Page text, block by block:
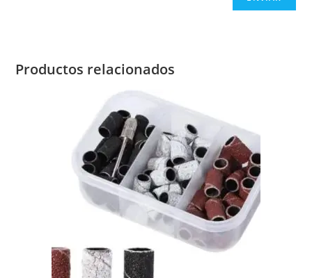
Productos relacionados